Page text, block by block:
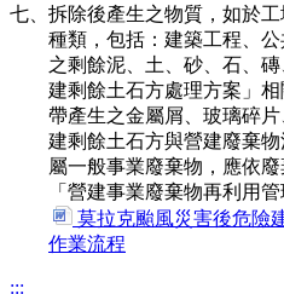
七、拆除後產生之物質，如於
種類，包括：建築工程、
之剩餘泥、土、砂、石、
建剩餘土石方處理方案」
帶產生之金屬屑、玻璃碎
建剩餘土石方與營建廢棄
屬一般事業廢棄物，應依
「營建事業廢棄物再利用
莫拉克颱風災害後危險
作業流程
:::